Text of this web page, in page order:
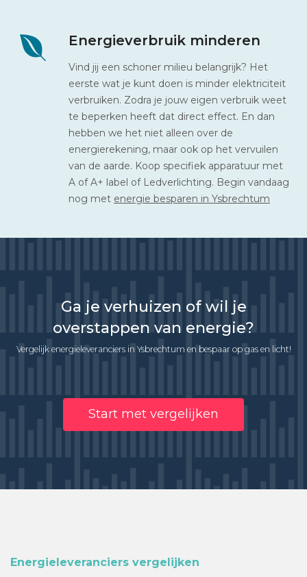
Energieverbruik minderen
Vind jij een schoner milieu belangrijk? Het
eerste wat je kunt doen is minder elektriciteit
verbruiken. Zodra je jouw eigen verbruik weet
te beperken heeft dat direct effect. En dan
hebben we het niet alleen over de
energierekening, maar ook op het vervuilen
van de aarde. Koop specifiek apparatuur met
A of A+ label of Ledverlichting. Begin vandaag
nog met energie besparen in Ysbrechtum
Ga je verhuizen of wil je
overstappen van energie?
Vergelijk energieleveranciers in Ysbrechtum en bespaar op gas en licht!
Start met vergelijken
Energieleveranciers vergelijken